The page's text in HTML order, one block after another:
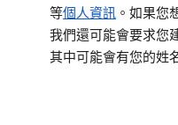
等個人資訊 。如果您
我們還可能會要求您
其中可能會有您的姓